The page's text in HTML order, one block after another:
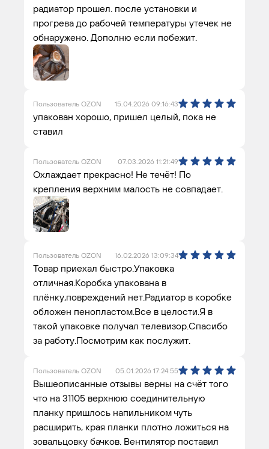
радиатор прошел. после установки и
прогрева до рабочей температуры утечек не
обнаружено. Дополню если побежит.
Пользователь OZON 15.04.2026 09:16:43
упакован хорошо, пришел целый, пока не
ставил
Пользователь OZON 07.03.2026 11:21:49
Охлаждает прекрасно! Не течёт! По
крепления верхним малость не совпадает.
Пользователь OZON 16.02.2026 13:09:34
Товар приехал быстро.Упаковка
отличная.Коробка упакована в
плёнку,повреждений нет.Радиатор в коробке
обложен пенопластом.Все в целости.Я в
такой упаковке получал телевизор.Спасибо
за работу.Посмотрим как послужит.
Пользователь OZON 05.01.2026 17:24:55
Вышеописанные отзывы верны на счёт того
что на 31105 верхнюю соединительную
планку пришлось напильником чуть
расширить, края планки плотно ложиться на
зовальцовку бачков. Вентилятор поставил